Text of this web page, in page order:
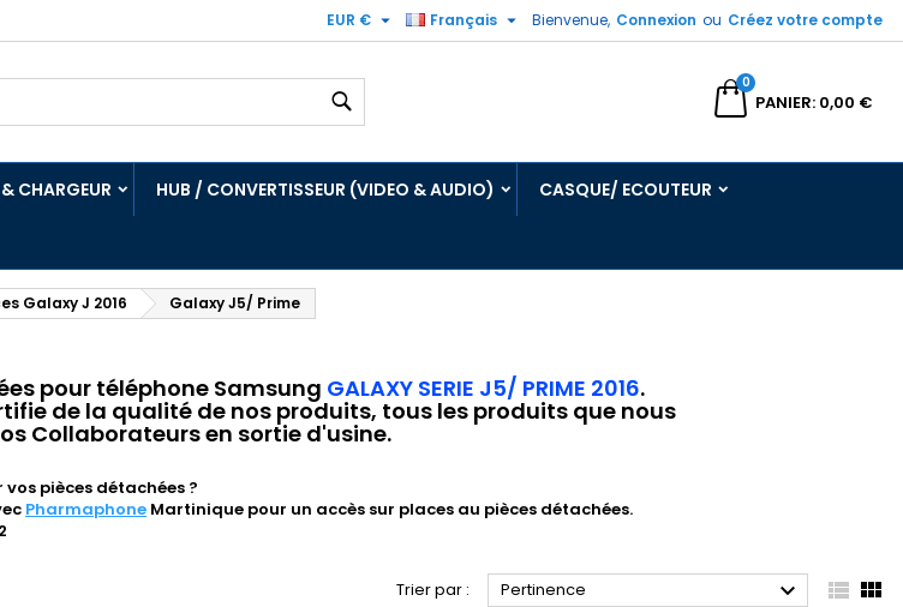
Bienvenue, Connexion ou Créez votre compte
Français 
EUR € 
PANIER
0
0,00 €
CHARGEUR HUB / CONVERTISSEUR (VIDEO & AUDIO) CASQUE/ ECOUTEUR
Galaxy J 2016 Galaxy J5/ Prime
pour téléphone Samsung GALAXY SERIE J5/ PRIME 2016.
de la qualité de nos produits, tous les produits que nous
Collaborateurs en sortie d'usine.
pièces détachées ?
Pharmaphone Martinique pour un accès sur places au pièces détachées.
Trier par : Pertinence   